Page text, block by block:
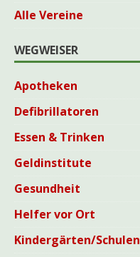
Alle Vereine
WEGWEISER
Apotheken
Defibrillatoren
Essen & Trinken
Geldinstitute
Gesundheit
Helfer vor Ort
Kindergärten/Schulen